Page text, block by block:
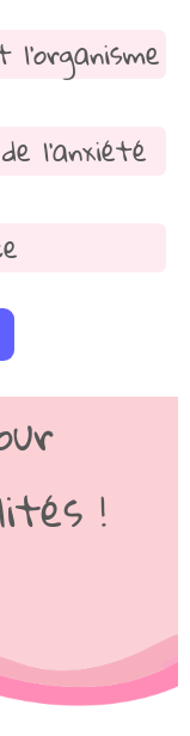
l'anxiété
!